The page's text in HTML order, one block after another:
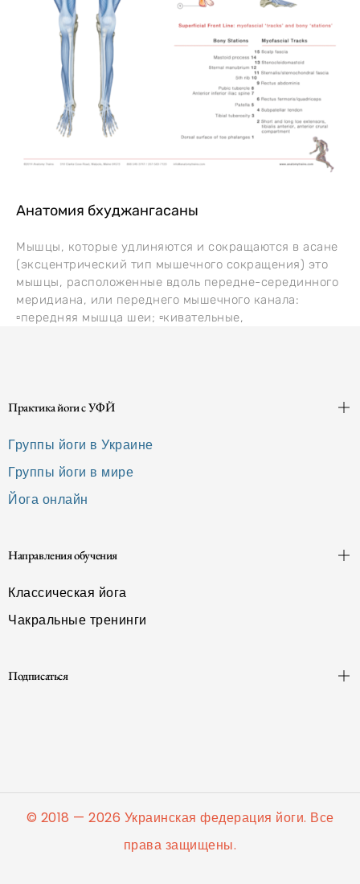
Анатомия бхуджангасаны
Мышцы, которые удлиняются и сокращаются в асане
(эксцентрический тип мышечного сокращения) это
мышцы, расположенные вдоль передне-серединного
меридиана, или переднего мышечного канала:
▫️передняя мышца шеи; ▫️кивательные,
Практика йоги с УФЙ
Группы йоги в Украине
Группы йоги в мире
Йога онлайн
Направления обучения
Классическая йога
Чакральные тренинги
Подписаться
© 2018 — 2026 Украинская федерация йоги. Все
права защищены.